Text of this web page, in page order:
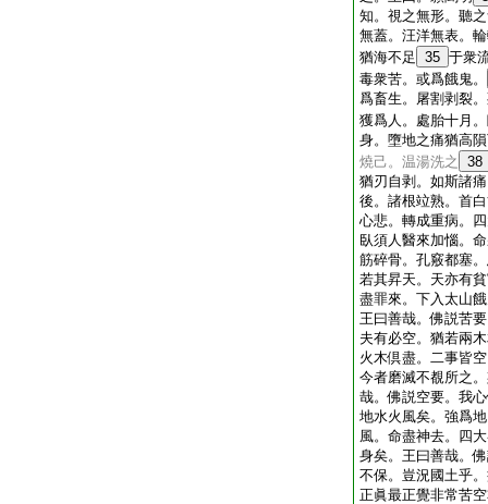
知。視之無形。聽
無蓋。汪洋無表。
猶海不足
35 于衆
毒衆苦。或爲餓鬼。
爲畜生。屠割剥裂
獲爲人。處胎十月
身。墮地之痛猶高
燒己。温湯洗之
38
猶刃自剥。如斯諸
後。諸根竝熟。首
心悲。轉成重病。
臥須人醫來加惱。
筋碎骨。孔竅都塞
若其昇天。天亦有
盡罪來。下入太山
王曰善哉。佛説苦
夫有必空。猶若兩
火木倶盡。二事皆
今者磨滅不覩所之
哉。佛説空要。我
地水火風矣。強爲
風。命盡神去。四
身矣。王曰善哉。
不保。豈況國土乎
正眞最正覺非常苦